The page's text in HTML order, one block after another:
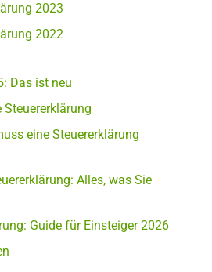
2023
2022
Das ist neu
eine Steuererklärung
Alles, was Sie
Guide für Einsteiger 2026